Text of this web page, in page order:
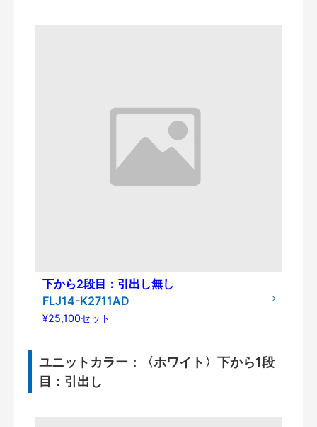
下から2段目：引出し無し
FLJ14-K2711AD
¥25,100セット
ユニットカラー：〈ホワイト〉下から1段
目：引出し